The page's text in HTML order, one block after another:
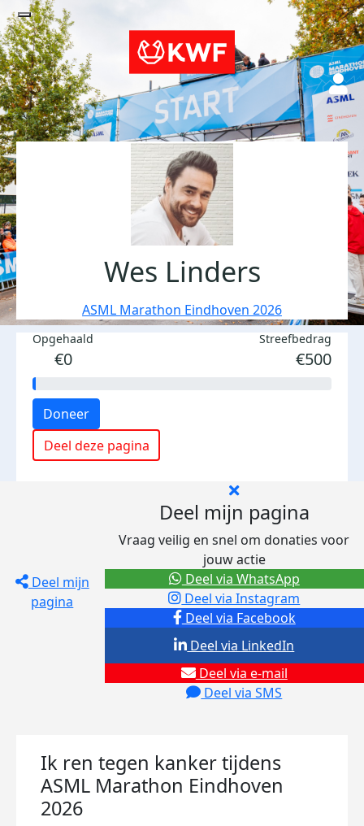
Wes Linders
ASML Marathon Eindhoven 2026
Opgehaald
€0
Streefbedrag
€500
Doneer
Deel deze pagina
Deel mijn
pagina
Deel mijn pagina
Vraag veilig en snel om donaties voor
jouw actie
Deel via Facebook
Deel via Instagram
Deel via e-mail
Deel via SMS
Deel via LinkedIn
Deel via WhatsApp
Ik ren tegen kanker tijdens
ASML Marathon Eindhoven
2026